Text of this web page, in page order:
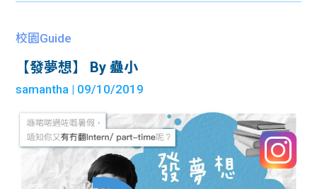
校園Guide
【發夢想】 By 蠱小
samantha | 09/10/2019